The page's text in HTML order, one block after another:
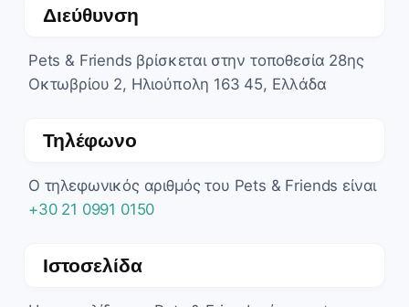
Διεύθυνση
Pets & Friends βρίσκεται στην τοποθεσία 28ης
Οκτωβρίου 2, Ηλιούπολη 163 45, Ελλάδα
Τηλέφωνο
Ο τηλεφωνικός αριθμός του Pets & Friends είναι
+30 21 0991 0150
Ιστοσελίδα